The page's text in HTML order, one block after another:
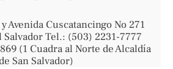
Avenida Cuscatancingo No 271
Salvador Tel.: (503) 2231-7777
(1 Cuadra al Norte de Alcaldía
San Salvador)